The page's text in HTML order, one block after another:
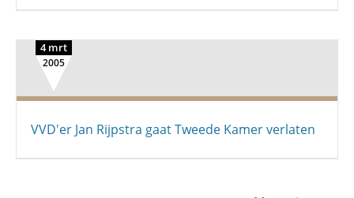
4 mrt
2005
VVD'er Jan Rijpstra gaat Tweede Kamer verlaten